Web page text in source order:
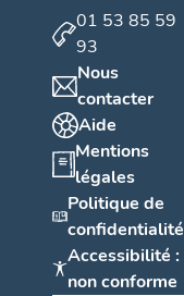
01 53 85 59
93
Nous
contacter
Aide
Mentions
légales
Politique de
confidentialité
Accessibilité :
non conforme